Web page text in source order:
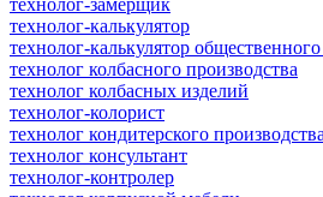
технолог-калькулятор
технолог-калькулятор
технолог колбасного производства
технолог колбасных изделий
технолог-колорист
технолог кондитерского производства
технолог консультант
технолог-контролер